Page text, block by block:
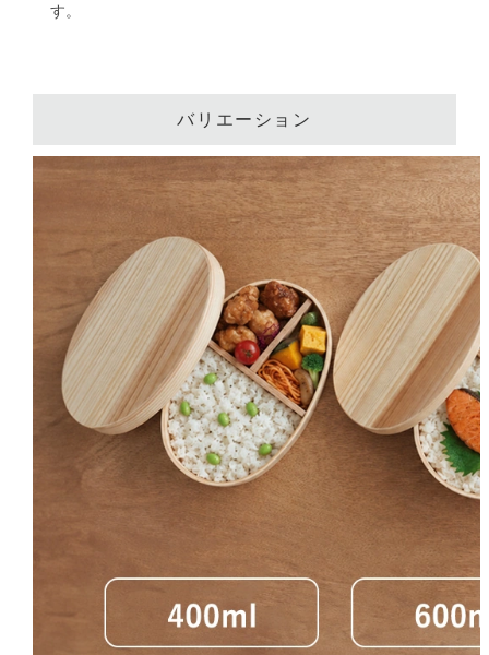
す。
バリエーション